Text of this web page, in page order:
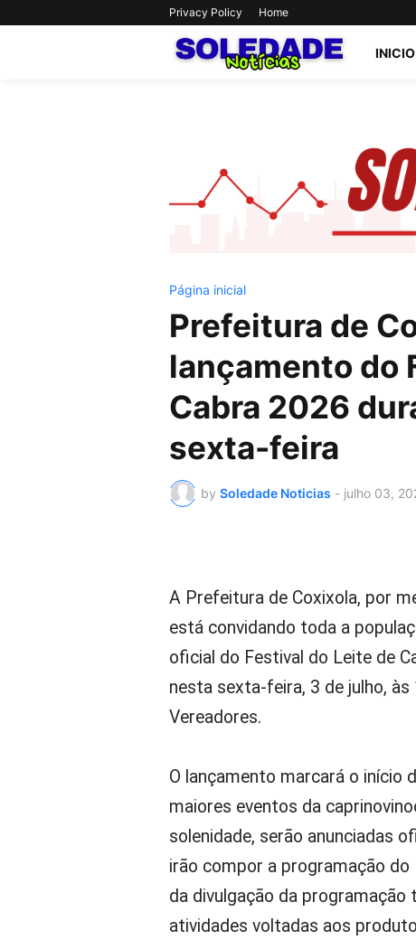
Privacy Policy Home
INICIO
Página inicial
Prefeitura de
lançamento do
Cabra 2026
sexta-feira
by Soledade Noticias - julho 03,
A Prefeitura de Coxixola, por
está convidando toda a
oficial do Festival do Leite de
nesta sexta-feira, 3 de julho,
Vereadores.
O lançamento marcará o início
maiores eventos da
solenidade, serão anunciadas
irão compor a programação do
da divulgação da programação
atividades voltadas aos